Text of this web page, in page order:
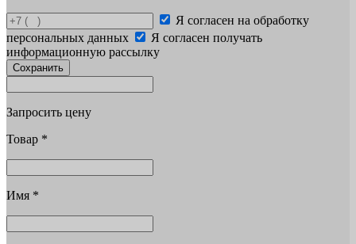
Я согласен на обработку
персональных данных
Я согласен получать
информационную рассылку
Сохранить
Запросить цену
Товар *
Имя *